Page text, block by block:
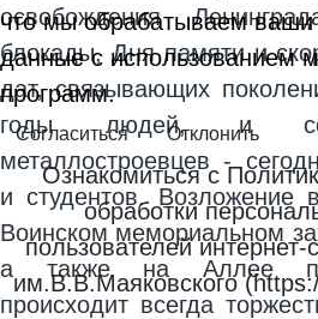
освобождения
блокады, Дня памяти и
дат, связывающих
годы людей, и
металлостроевцев -
и студентов. Возложение
Воинском мемориальном
а также на Аллее
происходит всегда
что мы обрабатываем ваши
данные с использованием
программ.
Согласиться Отклонить
Ознакомиться с
обработки
пользователей
им.В.В.Маяковского